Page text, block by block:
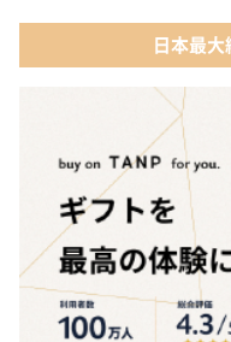
日本最